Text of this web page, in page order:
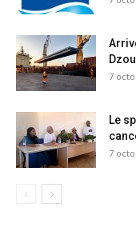
7
Le
7